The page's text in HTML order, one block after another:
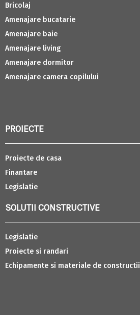
Bricolaj
Amenajare bucatarie
Amenajare baie
Amenajare living
Amenajare dormitor
Amenajare camera copilului
PROIECTE
Proiecte de casa
Finantare
Legislatie
SOLUTII CONSTRUCTIVE
Legislatie
Proiecte si randari
Echipamente si materiale de constructii